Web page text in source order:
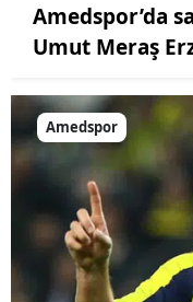
Amedspor’da
Umut Meraş
Amedspor